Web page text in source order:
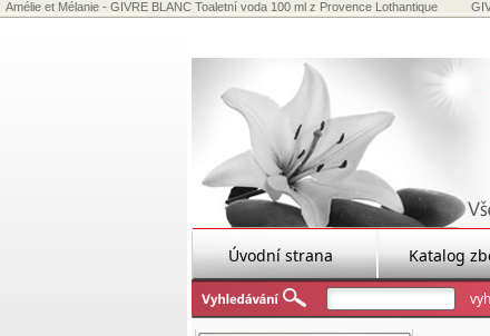
Amélie et Mélanie - GIVRE BLANC Toaletní voda 100 ml z Provence Lothantique
Úvodní strana Katalog